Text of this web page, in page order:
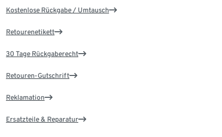
Kostenlose Rückgabe / Umtausch
Retourenetikett
30 Tage Rückgaberecht
Retouren-Gutschrift
Reklamation
Ersatzteile & Reparatur